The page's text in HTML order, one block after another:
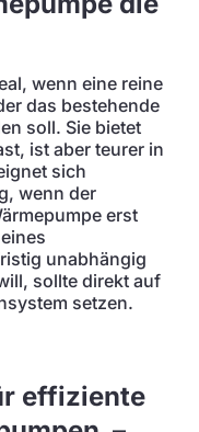
wenn eine reine
das bestehende
soll. Sie bietet
ist aber teurer in
sich
wenn der
erst
unabhängig
sollte direkt auf
setzen.
effiziente